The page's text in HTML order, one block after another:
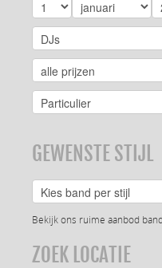
GEWENSTE STIJL
Bekijk ons ruime aanbod
ZOEK LOCATIE